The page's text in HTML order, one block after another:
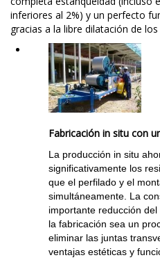
inferiores al 2%) y un perfecto
gracias a la libre dilatación de
Fabricación in situ con
La producción in situ
significativamente los
que el perfilado y el
simultáneamente. La
importante reducción
la fabricación sea un
eliminar las juntas
ventajas estéticas y